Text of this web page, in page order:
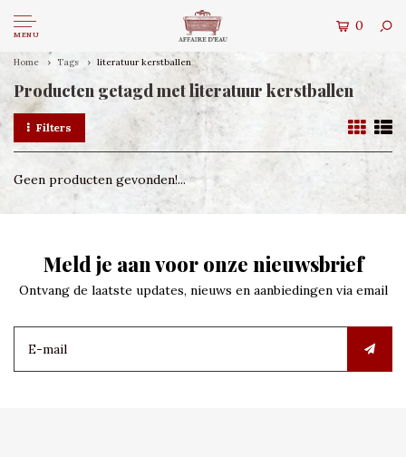
MENU
0
Home Tags literatuur kerstballen
Producten getagd met literatuur kerstballen
Filters
Geen producten gevonden!...
Meld je aan voor onze nieuwsbrief
Ontvang de laatste updates, nieuws en aanbiedingen via email